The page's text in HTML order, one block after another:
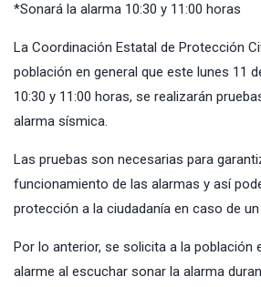
*Sonará la alarma 10:30 y 11:00 horas
La Coordinación Estatal de Protección
población en general que este lunes 11
10:30 y 11:00 horas, se realizarán
alarma sísmica.
Las pruebas son necesarias para
funcionamiento de las alarmas y así
protección a la ciudadanía en caso de
Por lo anterior, se solicita a la población
alarme al escuchar sonar la alarma